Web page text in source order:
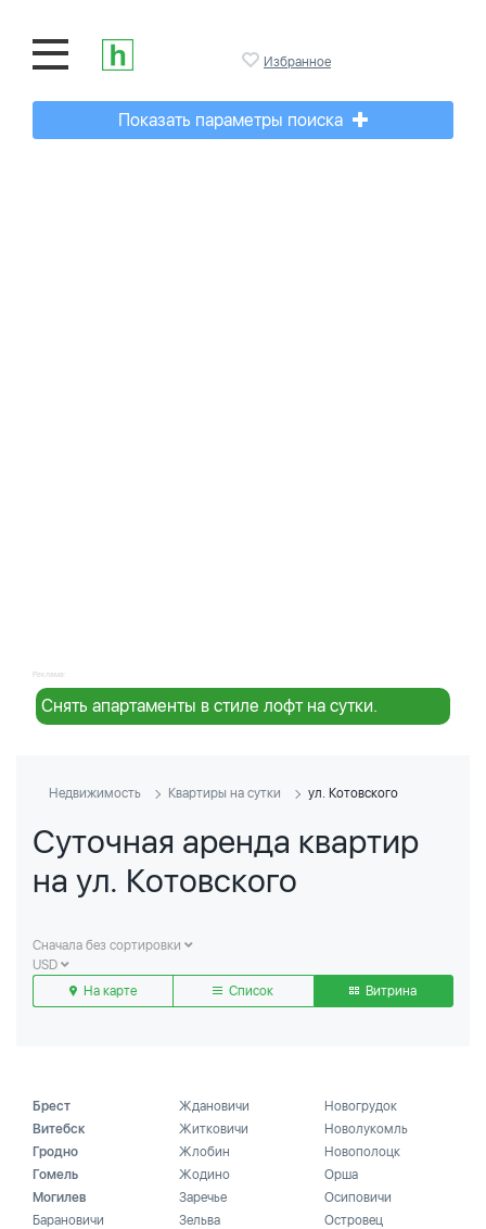
Избранное
Показать параметры поиска
Реклама:
Снять апартаменты в стиле лофт на сутки.
Недвижимость Квартиры на сутки ул. Котовского
Суточная аренда квартир
на ул. Котовского
Сначала без сортировки
USD
На карте
Список Витрина
Брест
Витебск
Гродно
Гомель
Могилев
Барановичи
Ждановичи
Житковичи
Жлобин
Жодино
Заречье
Зельва
Новогрудок
Новолукомль
Новополоцк
Орша
Осиповичи
Островец